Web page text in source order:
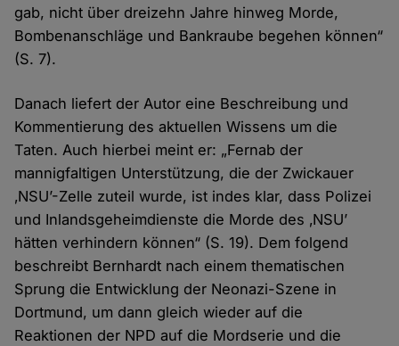
gab, nicht über dreizehn Jahre hinweg Morde,
Bombenanschläge und Bankraube begehen können“
(S. 7).
Danach liefert der Autor eine Beschreibung und
Kommentierung des aktuellen Wissens um die
Taten. Auch hierbei meint er: „Fernab der
mannigfaltigen Unterstützung, die der Zwickauer
‚NSU’-Zelle zuteil wurde, ist indes klar, dass Polizei
und Inlandsgeheimdienste die Morde des ‚NSU’
hätten verhindern können“ (S. 19). Dem folgend
beschreibt Bernhardt nach einem thematischen
Sprung die Entwicklung der Neonazi-Szene in
Dortmund, um dann gleich wieder auf die
Reaktionen der NPD auf die Mordserie und die